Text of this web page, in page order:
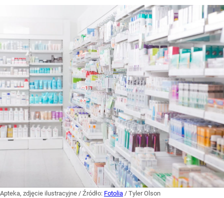
Apteka, zdjęcie ilustracyjne / Źródło: Fotolia / Tyler Olson